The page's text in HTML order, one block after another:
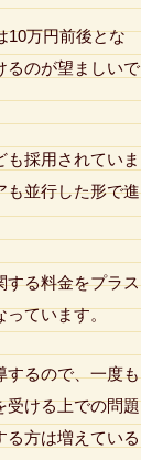
10万円前後とな
るのが望ましいで
採用されていま
も並行した形で進
する料金をプラス
っています。
するので、一度も
受ける上での問題
る方は増えている